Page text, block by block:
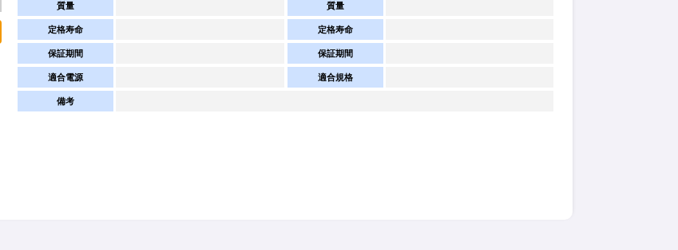
質量
定格寿命
保証期間
適合電源
質量
定格寿命
保証期間
適合規格
備考